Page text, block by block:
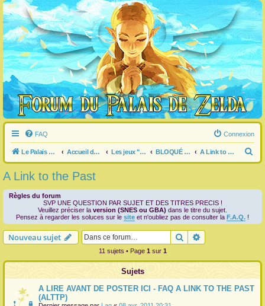
FAQ Connexion
Le Palais de Zelda Accueil du forum Les jeux "Legend of Zelda" BLOQUÉ dans un jeu ? A Link to the Past
e
r
A Link to the Past
Règles du forum
SVP UNE QUESTION PAR SUJET ET DES TITRES PRECIS !
Veuillez préciser la version (SNES ou GBA) dans le titre du sujet.
Pensez à regarder les soluces sur le site et n'oubliez pas de consulter la F.A.Q. !
Nouveau sujet Rechercher
11 sujets • Page 1 sur 1
Sujets
A LIRE AVANT DE POSTER ICI - FAQ A LINK TO THE PAST
(ALTTP)